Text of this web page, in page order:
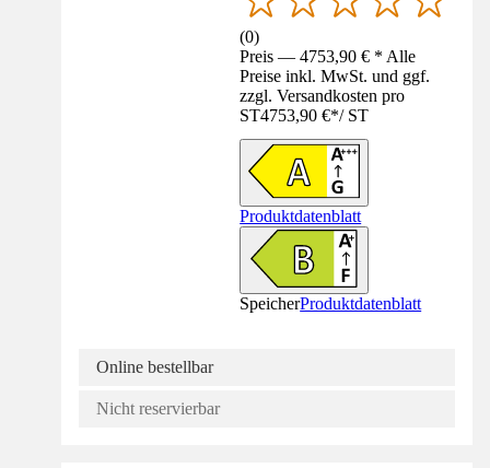
(0)
Preis — 4753,90 € * Alle
Preise inkl. MwSt. und ggf.
zzgl. Versandkosten pro
ST4753,90 €*/ ST
Produktdatenblatt
SpeicherProduktdatenblatt
Online bestellbar
Nicht reservierbar